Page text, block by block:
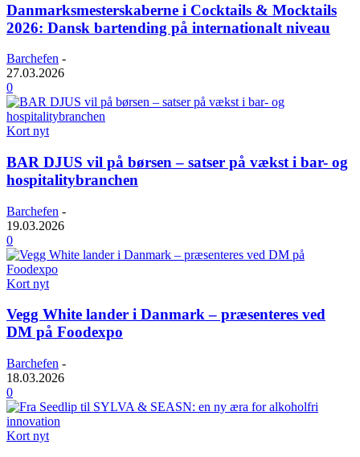
Danmarksmesterskaberne i Cocktails & Mocktails
2026: Dansk bartending på internationalt niveau
Barchefen -
27.03.2026
0
Kort nyt
BAR DJUS vil på børsen – satser på vækst i bar- og
hospitalitybranchen
Barchefen -
19.03.2026
0
Kort nyt
Vegg White lander i Danmark – præsenteres ved
DM på Foodexpo
Barchefen -
18.03.2026
0
Kort nyt